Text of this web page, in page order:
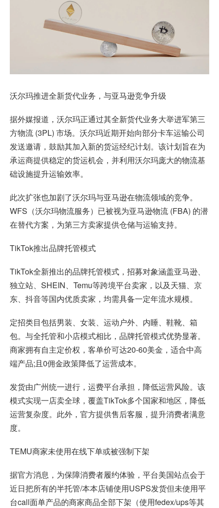
沃尔玛推进全新货代业务，与亚马逊竞争升级
据外媒报道，沃尔玛正通过其全新货代业务大举进军第三
方物流 (3PL) 市场。沃尔玛近期开始向部分卡车运输公司
发送邀请，鼓励其加入新的货运经纪计划。该计划旨在为
承运商提供稳定的货运机会，并利用沃尔玛庞大的物流基
础设施提升运输效率。
此次扩张也加剧了沃尔玛与亚马逊在物流领域的竞争。
WFS（沃尔玛物流服务）已被视为亚马逊物流 (FBA) 的潜
在替代方案，为第三方卖家提供仓储与运输支持。
TikTok推出品牌托管模式
TikTok全新推出的品牌托管模式，招募对象涵盖亚马逊、
独立站、SHEIN、Temu等跨境平台卖家，以及天猫、京
东、抖音等国内优质卖家，均需具备一定年流水规模。
定招类目包括男装、女装、运动户外、内睡、鞋靴、箱
包。与全托管和小店模式相比，品牌托管模式优势显著。
商家拥有自主定价权，客单价可达20-60美金，适合中高
端产品;且0佣金政策降低了运营成本。
发货由广州统一进行，运费平台承担，降低运营风险。该
模式实现一店卖全球，覆盖TikTok多个国家和地区，降低
运营复杂度。此外，官方提供售后客服，提升消费者满意
度。
TEMU商家未使用在线下单或被强制下架
据官方消息，为保障消费者履约体验，平台美国站点会于
近日把所有的半托管/本本店铺使用USPS发货但未使用平
台call面单产品的商家商品全部下架（使用fedex/ups等其